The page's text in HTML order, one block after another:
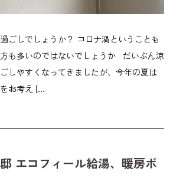
ごしでしょうか？ コロナ渦ということも
も多いのではないでしょうか だいぶん涼
しやすくなってきましたが、今年の夏は
お考え […
エコフィール給湯、暖房ボ